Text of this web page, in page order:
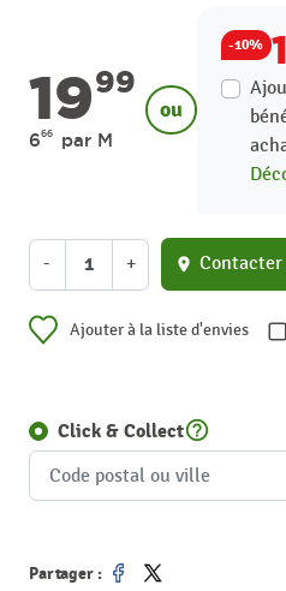
1999
666 par M
ou
-10%
- + location_on Contacter
Ajouter à la liste d'envies
Click & Collecthelp_outline
Partager :